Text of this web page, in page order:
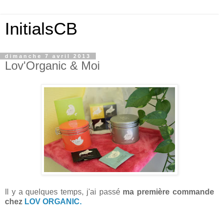
InitialsCB
dimanche 7 avril 2013
Lov'Organic & Moi
Il y a quelques temps, j'ai passé ma première commande
chez LOV ORGANIC.